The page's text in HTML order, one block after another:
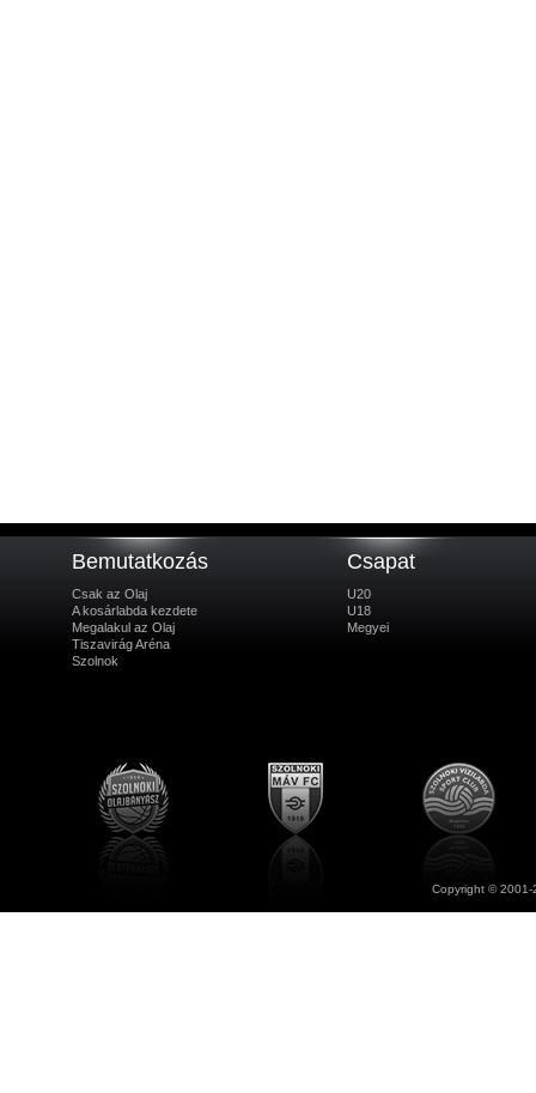
Bemutatkozás
Csak az Olaj
A kosárlabda kezdete
Megalakul az Olaj
Tiszavirág Aréna
Szolnok
Csapat
U20
U18
Megyei
Copyright ©